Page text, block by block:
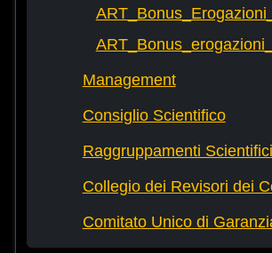
Management
Consiglio Scientifico
Raggruppamenti
Collegio dei Revisori dei
Comitato Unico di